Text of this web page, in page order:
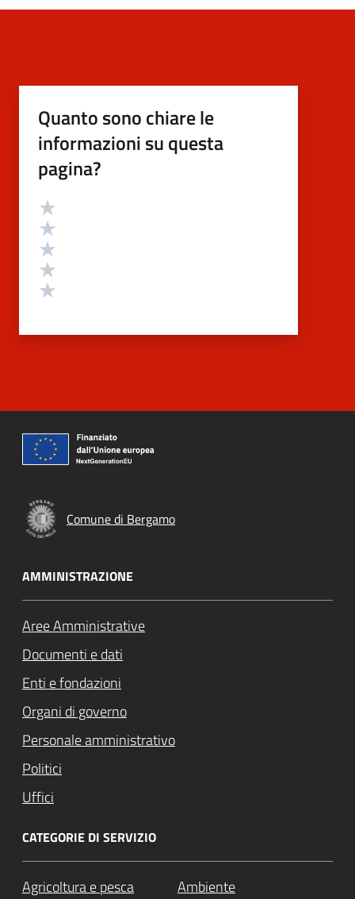
Quanto sono chiare le
informazioni su questa
pagina?
Valutazione
Comune di Bergamo
AMMINISTRAZIONE
Aree Amministrative
Documenti e dati
Enti e fondazioni
Organi di governo
Personale amministrativo
Politici
Uffici
CATEGORIE DI SERVIZIO
Agricoltura e pesca Ambiente